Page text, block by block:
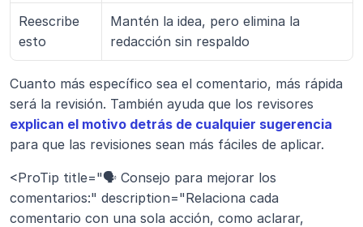
Reescribe
esto
Mantén la idea, pero elimina la
redacción sin respaldo
Cuanto más específico sea el comentario, más rápida
explican el motivo detrás de cualquier sugerencia
para que las revisiones sean más fáciles de aplicar.
<ProTip title="🗣️ Consejo para mejorar los
comentarios:" description="Relaciona cada
comentario con una sola acción, como aclarar,